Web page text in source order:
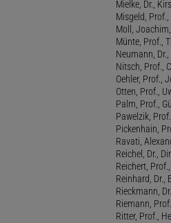
Mielke, Dr.,
Misgeld,
Moll, Joachim,
Münte, Prof.,
Neumann,
Nitsch, Prof.,
Oehler, Prof.,
Otten, Prof.,
Palm, Prof.,
Pawelzik,
Pickenhain,
Ravati,
Reichel, Dr.,
Reichert,
Reinhard, Dr.,
Rieckmann,
Riemann,
Ritter, Prof.,